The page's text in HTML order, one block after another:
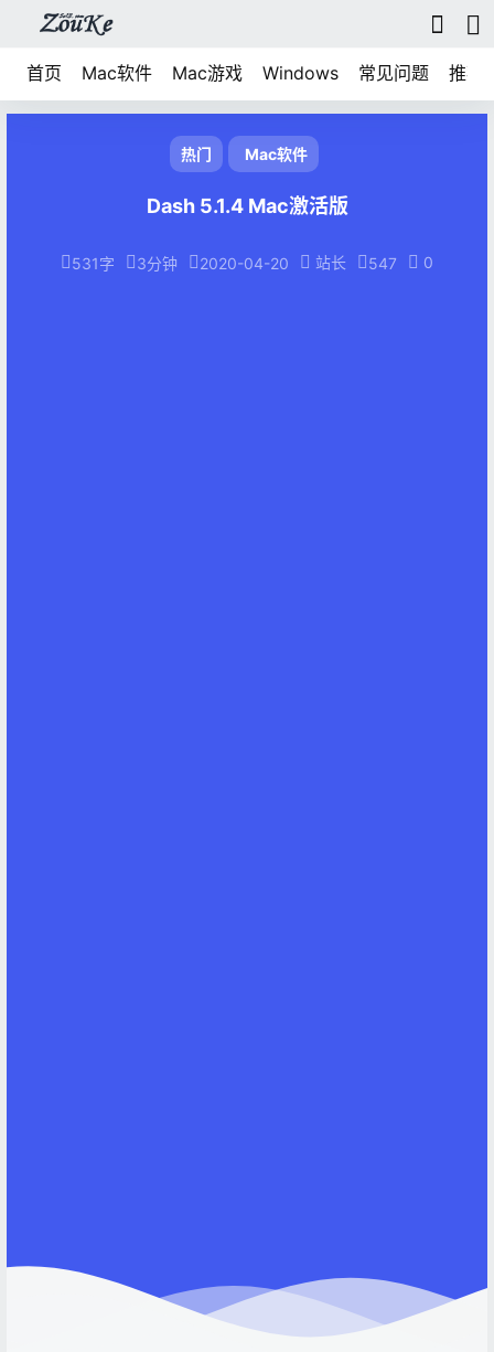
首页 Mac软件 Mac游戏 Windows 常见问题 推荐
热门 Mac软件
Dash 5.1.4 Mac激活版
531字 3分钟 2020-04-20 站长 547 0